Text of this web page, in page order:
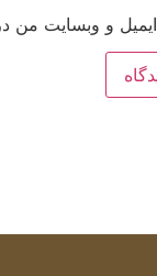
ایمیل و وبسایت من